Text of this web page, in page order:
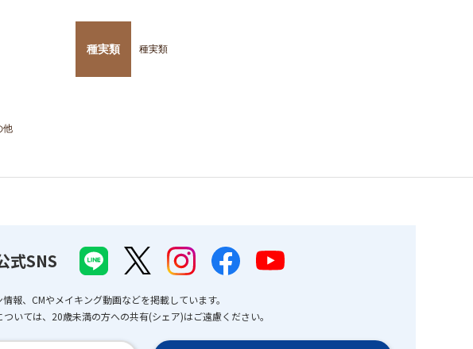
種実類 種実類
他
式SNS
報、CMやメイキング動画などを掲載しています。
いては、20歳未満の方への共有(シェア)はご遠慮ください。